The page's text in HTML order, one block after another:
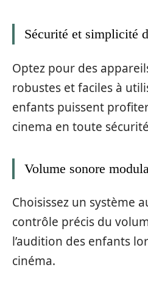
Sécurité et simplicité
Optez pour des
robustes et faciles à
enfants puissent
cinema en toute
Volume sonore
Choisissez un système
contrôle précis du
l’audition des enfants
cinéma.